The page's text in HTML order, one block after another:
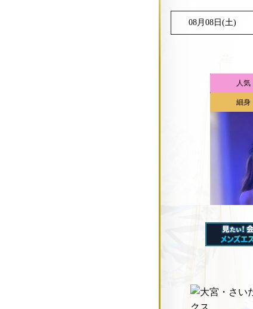
08月08日(土)
人気
細身